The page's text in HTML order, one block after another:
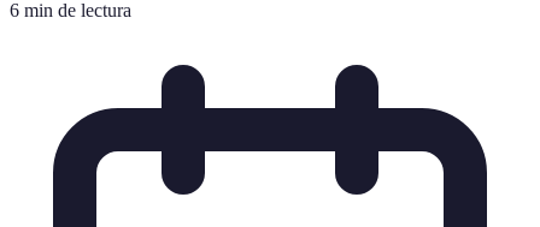
6 min de lectura